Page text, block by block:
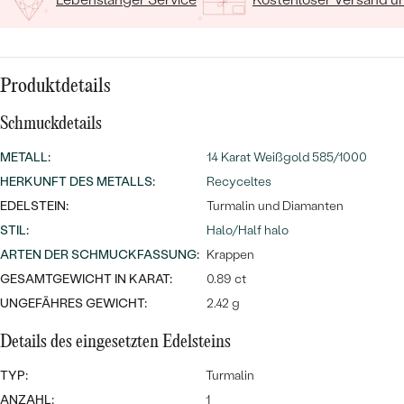
Meistverkaufte
Eheringe
ANSCHAUEN
PLATIN
SCHMUCK MIT LAB GROWN
PERLENSCHMUCK
NACH STYL
SYMBOLISCH
MINIMALISTISCH
LUXURIÖSE
LUXURIÖSE
Produktdetails
Schmuckdetails
METALL:
14 Karat Weißgold 585/1000
HERKUNFT DES METALLS:
Recyceltes
EDELSTEIN:
Turmalin und Diamanten
STIL:
Halo/Half halo
ARTEN DER SCHMUCKFASSUNG: Krappen
GESAMTGEWICHT IN KARAT:
0.89 ct
UNGEFÄHRES GEWICHT:
2.42 g
Details des eingesetzten Edelsteins
TYP:
Turmalin
ANZAHL:
1